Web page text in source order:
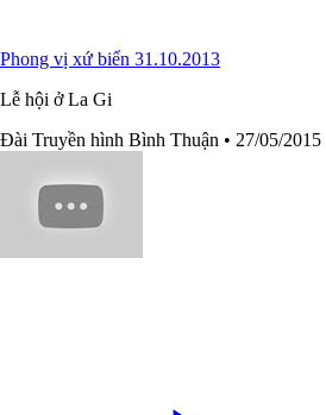
Phong vị xứ biển 31.10.2013
Lễ hội ở La Gi
Đài Truyền hình Bình Thuận • 27/05/2015